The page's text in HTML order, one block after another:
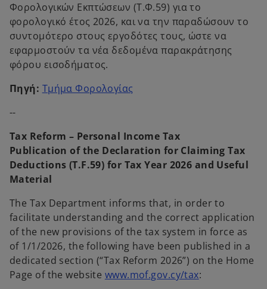
Φορολογικών Εκπτώσεων (Τ.Φ.59) για το
φορολογικό έτος 2026, και να την παραδώσουν το
συντομότερο στους εργοδότες τους, ώστε να
εφαρμοστούν τα νέα δεδομένα παρακράτησης
φόρου εισοδήματος.
Πηγή: Τμήμα Φορολογίας
n
e
w
t
a
b
--
Tax Reform – Personal Income Tax
Publication of the Declaration for Claiming Tax
Deductions (T.F.59) for Tax Year 2026 and Useful
Material
The Tax Department informs that, in order to
facilitate understanding and the correct application
of the new provisions of the tax system in force as
of 1/1/2026, the following have been published in a
dedicated section (“Tax Reform 2026”) on the Home
Page of the website www.mof.gov.cy/taxo: